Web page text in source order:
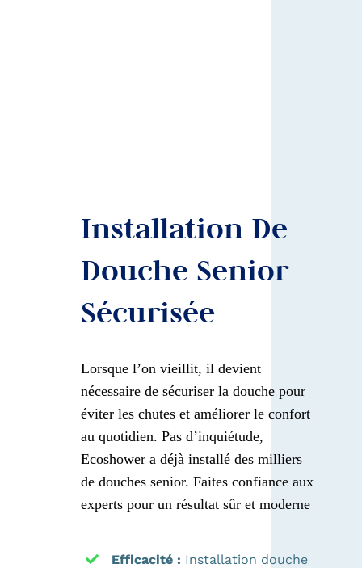
Installation De
Douche Senior
Sécurisée
Lorsque l’on vieillit, il devient
nécessaire de sécuriser la douche pour
éviter les chutes et améliorer le confort
au quotidien. Pas d’inquiétude,
Ecoshower a déjà installé des milliers
de douches senior. Faites confiance aux
experts pour un résultat sûr et moderne
Efficacité : Installation douche